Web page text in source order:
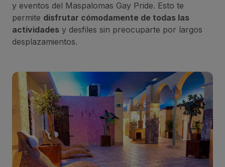
y eventos del Maspalomas Gay Pride. Esto te
permite disfrutar cómodamente de todas las
actividades y desfiles sin preocuparte por largos
desplazamientos.